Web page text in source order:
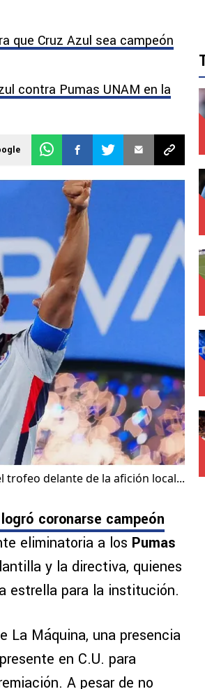
que Cruz Azul sea campeón
contra Pumas UNAM en la
trofeo delante de la afición local...
coronarse campeón
eliminatoria a los Pumas
y la directiva, quienes
estrella para la institución.
La Máquina, una presencia
en C.U. para
A pesar de no